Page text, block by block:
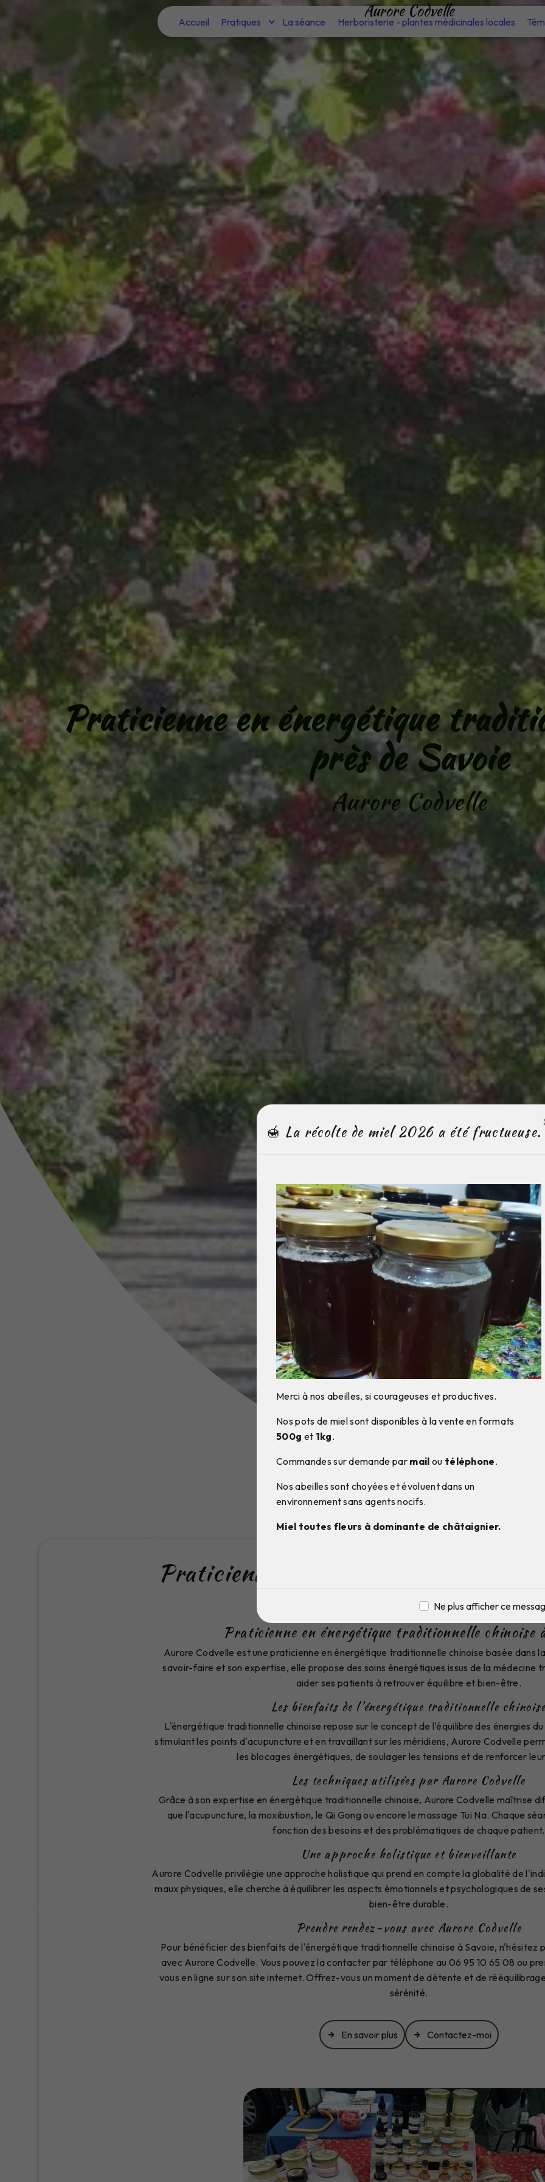
🍯 La récolte de miel 2026 a été fructueuse.
Merci à nos abeilles, si courageuses et productives.
Nos pots de miel sont disponibles à la vente en formats
500g et 1kg.
Commandes sur demande par mail ou téléphone.
Nos abeilles sont choyées et évoluent dans un
environnement sans agents nocifs.
Miel toutes fleurs à dominante de châtaignier.
Ne plus afficher ce
Aurore Codvelle
Accueil Pratiques La séance Herboristerie - plantes médicinales locales
Praticienne en énergétique
près de Savoie
Aurore Codvelle
Praticienne en énergétique
près de Savoie
Praticienne en énergétique traditionnelle chinoise
Aurore Codvelle est une praticienne en énergétique traditionnelle chinoise basée dans
savoir-faire et son expertise, elle propose des soins énergétiques issus de la médecine
aider ses patients à retrouver équilibre et bien-être.
Les bienfaits de l'énergétique traditionnelle
L'énergétique traditionnelle chinoise repose sur le concept de l'équilibre des énergies
stimulant les points d'acupuncture et en travaillant sur les méridiens, Aurore Codvelle
les blocages énergétiques, de soulager les tensions et de renforcer
Les techniques utilisées par Aurore Codvelle
Grâce à son expertise en énergétique traditionnelle chinoise, Aurore Codvelle maîtrise
que l'acupuncture, la moxibustion, le Qi Gong ou encore le massage Tui Na. Chaque
fonction des besoins et des problématiques de chaque patient.
Une approche holistique et bienveillante
Aurore Codvelle privilégie une approche holistique qui prend en compte la globalité de
maux physiques, elle cherche à équilibrer les aspects émotionnels et psychologiques de
bien-être durable.
Prendre rendez-vous avec Aurore Codvelle
Pour bénéficier des bienfaits de l'énergétique traditionnelle chinoise à Savoie, n'hésitez
avec Aurore Codvelle. Vous pouvez la contacter par téléphone au 06 95 10 65 08 ou
vous en ligne sur son site internet. Offrez-vous un moment de détente et de
sérénité.
En savoir plus Contactez-moi
Panneau de gestion des cookies